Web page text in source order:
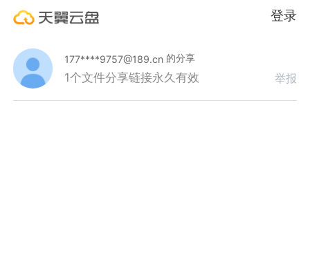
登录
177****9757@189.cn 的分享
1个文件分享链接永久有效 举报